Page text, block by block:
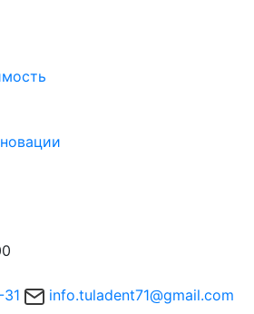
info.tuladent71@gmail.com